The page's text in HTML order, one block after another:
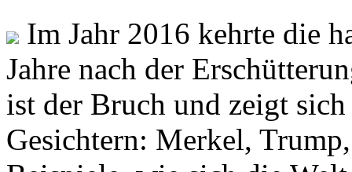
Im Jahr 2016 kehrte die
Jahre nach der
ist der Bruch und zeigt
Gesichtern: Merkel,